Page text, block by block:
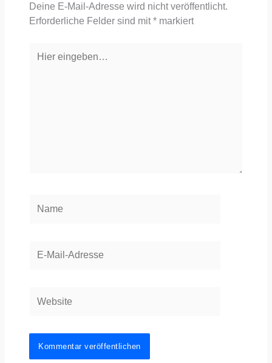
Deine E-Mail-Adresse wird nicht veröffentlicht.
Erforderliche Felder sind mit* markiert
eingeben…
Mail-